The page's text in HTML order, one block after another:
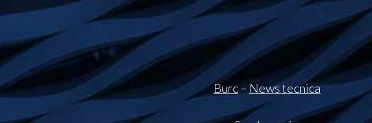
Burc–News tecnica